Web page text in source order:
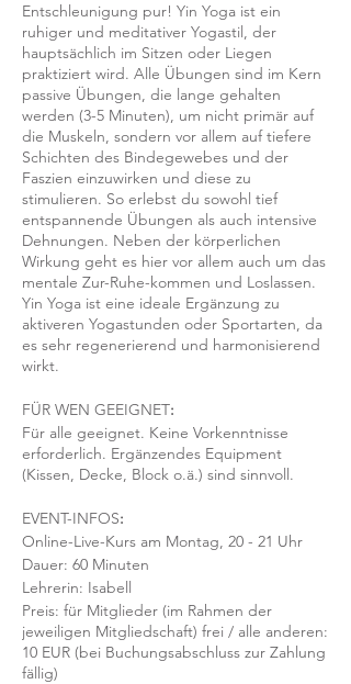
Entschleunigung pur! Yin Yoga ist ein
ruhiger und meditativer Yogastil, der
hauptsächlich im Sitzen oder Liegen
praktiziert wird. Alle Übungen sind im Kern
passive Übungen, die lange gehalten
werden (3-5 Minuten), um nicht primär auf
die Muskeln, sondern vor allem auf tiefere
Schichten des Bindegewebes und der
Faszien einzuwirken und diese zu
stimulieren. So erlebst du sowohl tief
entspannende Übungen als auch intensive
Dehnungen. Neben der körperlichen
Wirkung geht es hier vor allem auch um das
mentale Zur-Ruhe-kommen und Loslassen.
Yin Yoga ist eine ideale Ergänzung zu
aktiveren Yogastunden oder Sportarten, da
es sehr regenerierend und harmonisierend
wirkt.
FÜR WEN GEEIGNET:
Für alle geeignet. Keine Vorkenntnisse
erforderlich. Ergänzendes Equipment
(Kissen, Decke, Block o.ä.) sind sinnvoll.
EVENT-INFOS:
Online-Live-Kurs am Montag, 20 - 21 Uhr
Dauer: 60 Minuten
Lehrerin: Isabell
Preis: für Mitglieder (im Rahmen der
jeweiligen Mitgliedschaft) frei / alle anderen:
10 EUR (bei Buchungsabschluss zur Zahlung
fällig)